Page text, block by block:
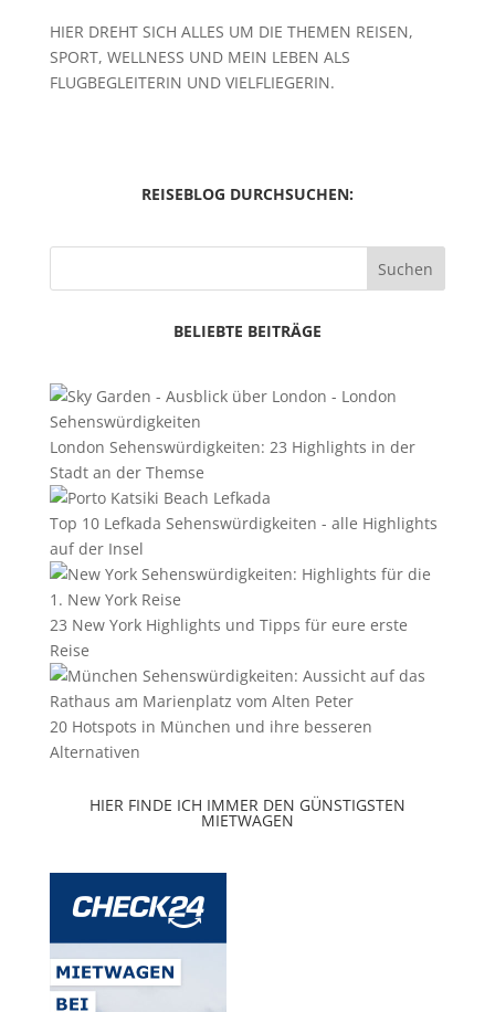
HIER DREHT SICH ALLES UM DIE THEMEN REISEN,
SPORT, WELLNESS UND MEIN LEBEN ALS
FLUGBEGLEITERIN UND VIELFLIEGERIN.
REISEBLOG DURCHSUCHEN:
Suchen
BELIEBTE BEITRÄGE
London Sehenswürdigkeiten: 23 Highlights in der
Stadt an der Themse
Top 10 Lefkada Sehenswürdigkeiten - alle Highlights
auf der Insel
23 New York Highlights und Tipps für eure erste
Reise
20 Hotspots in München und ihre besseren
Alternativen
HIER FINDE ICH IMMER DEN GÜNSTIGSTEN
MIETWAGEN